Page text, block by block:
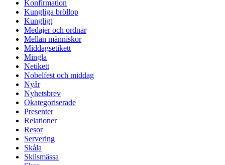
Konfirmation
Kungliga bröllop
Kungligt
Medajer och ordnar
Mellan människor
Middagsetikett
Mingla
Netikett
Nobelfest och middag
Nyår
Nyhetsbrev
Okategoriserade
Presenter
Relationer
Resor
Servering
Skåla
Skilsmässa